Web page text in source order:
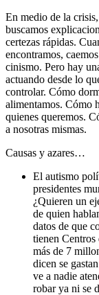
En medio de la
buscamos
certezas rápidas.
encontramos,
cinismo. Pero hay
actuando desde lo
controlar. Cómo
alimentamos. Cómo
quienes queremos.
a nosotras mismas.
Causas y azares…
El autismo
presidentes
¿Quieren un
de quien
datos de que
tienen
más de 7
dicen se
ve a nadie
robar ya ni se